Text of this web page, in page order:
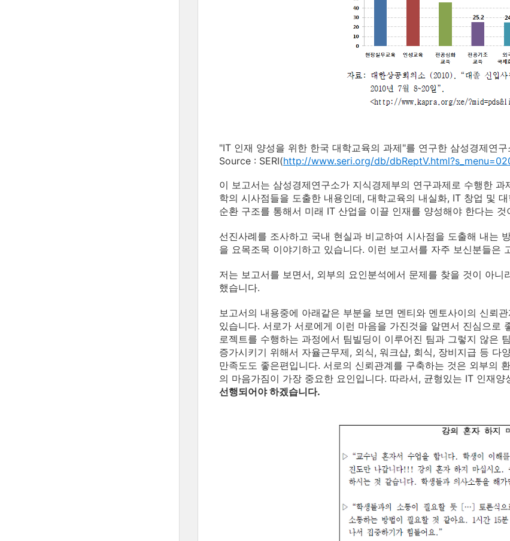
"IT 인재 양성을 위한 한국 대학교육의 과제"를 연구한 삼성경제연
Source : SERI(http://www.seri.org/db/
이 보고서는 삼성경제연구소가 지식경제부의 연구과제로 수행한
학의 시사점들을 도출한 내용인데, 대학교육의 내실화, IT 창업 및
순환 구조를 통해서 미래 IT 산업을 이끌 인재를 양성해야 한다는 것
선진사례를 조사하고 국내 현실과 비교하여 시사점을 도출해 내는
을 요목조목 이야기하고 있습니다. 이런 보고서를 자주 보신분들은
저는 보고서를 보면서, 외부의 요인분석에서 문제를 찾을 것이 아
했습니다.
보고서의 내용중에 아래같은 부분을 보면 멘티와 멘토사이의 신뢰
있습니다. 서로가 서로에게 이런 마음을 가진것을 알면서 진심으로
로젝트를 수행하는 과정에서 팀빌딩이 이루어진 팀과 그렇지 않은
증가시키기 위해서 자율근무제, 외식, 워크샵, 회식, 장비지급 등 다
만족도도 좋은편입니다. 서로의 신뢰관계를 구축하는 것은 외부의
의 마음가짐이 가장 중요한 요인입니다. 따라서, 균형있는 IT 인재양
선행되어야 하겠습니다.